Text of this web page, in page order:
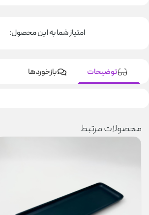
امتیاز شما به این محصول:
توضیحات بازخوردها
محصولات مرتبط